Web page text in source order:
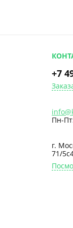
+7
Пн-
г.
71/